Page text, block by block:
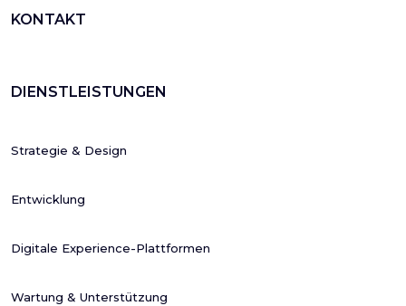
KONTAKT
DIENSTLEISTUNGEN
Strategie & Design
Entwicklung
Digitale Experience-Plattformen
Wartung & Unterstützung